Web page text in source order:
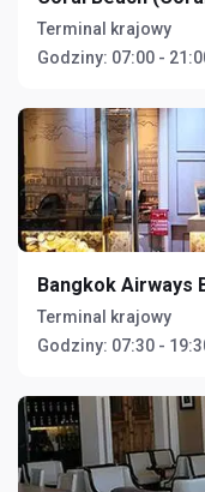
Terminal krajowy
Godziny: 07:00 -
Bangkok Airways
Terminal krajowy
Godziny: 07:30 -